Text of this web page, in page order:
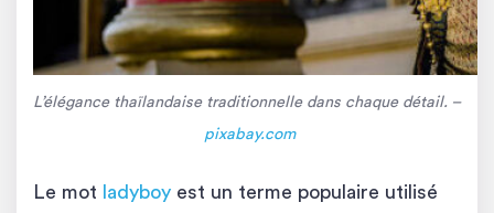
L’élégance thaïlandaise traditionnelle dans chaque détail. –
pixabay.com
Le mot ladyboy est un terme populaire utilisé